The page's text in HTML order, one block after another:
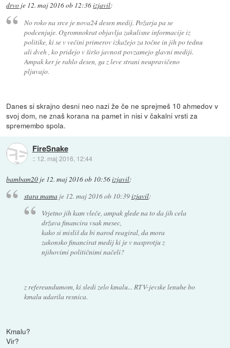
drvo je 12. maj 2016 ob 12:36izjavil:
No roko na srce je nova24 desen medij. Požarja pa se
podcenjuje. Ogromnokrat objavlja zakulisne informacije iz
politike, ki se v večini primerov izkažejo za točne in jih po tednu
ali dveh , ko pridejo v širšo javnost povzamejo glavni mediji.
Ampak ker je rahlo desen, ga z leve strani neupravičeno
pljuvajo.
Danes si skrajno desni neo nazi že če ne sprejmeš 10 ahmedov v
svoj dom, ne znaš korana na pamet in nisi v čakalni vrsti za
spremembo spola.
FireSnake
:: 12. maj 2016, 12:44
bambam20 je 12. maj 2016 ob 10:56izjavil:
stara mamaje 12. maj 2016 ob 10:39izjavil:
Vrjetno jih kam vleče, ampak glede na to da jih cela
država financira vsak mesec,
kako si misliš da bi narod reagiral, da mora
zakonsko financirat medij ki je v nasprotju z
njihovimi političnimi načeli?
z refereundumom, ki sledi zelo kmalu... RTV-jevske lenuhe bo
kmalu udarila resnica.
Kmalu?
Vir?